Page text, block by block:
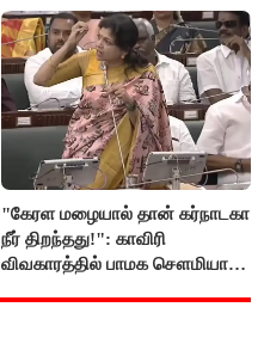
"கேரள மழையால் தான் கர்நாடகா
நீர் திறந்தது!": காவிரி
விவகாரத்தில் பாமக சௌமியா